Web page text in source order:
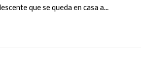
que se queda en casa a...